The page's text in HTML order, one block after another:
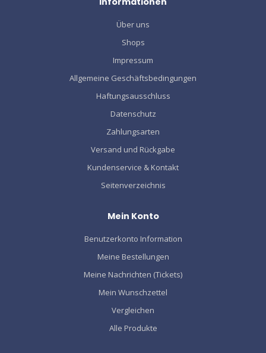
Über uns
Shops
Impressum
Allgemeine Geschäftsbedingungen
Haftungsausschluss
Datenschutz
Zahlungsarten
Versand und Rückgabe
Kundenservice & Kontakt
Seitenverzeichnis
Mein Konto
Benutzerkonto Information
Meine Bestellungen
Meine Nachrichten (Tickets)
Mein Wunschzettel
Vergleichen
Alle Produkte